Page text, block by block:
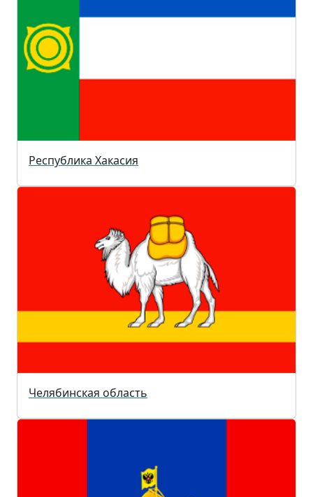
Республика Хакасия
Челябинская область